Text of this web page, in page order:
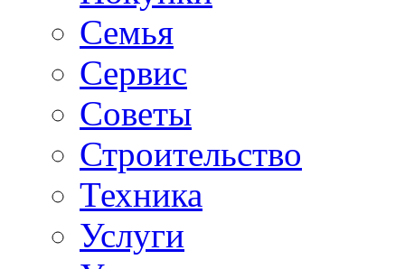
Семья
Сервис
Советы
Строительство
Техника
Услуги